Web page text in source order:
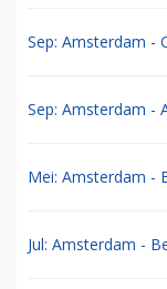
Sep: Amsterdam -
Sep: Amsterdam -
Mei: Amsterdam -
Jul: Amsterdam -